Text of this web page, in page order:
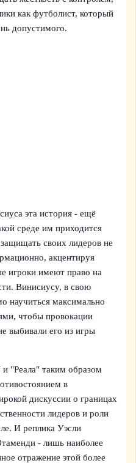
как футболист, который
допустимого.
эта история - ещё
среде им приходится
своих лидеров не
акцентируя
игроки имеют право на
Винисиусу, в свою
научиться максимально
чтобы провокации
выбивали его из игры
"Реала" таким образом
в
дискуссии о границах
лидеров и роли
И реплика Уэсли
- лишь наиболее
отражение этой более